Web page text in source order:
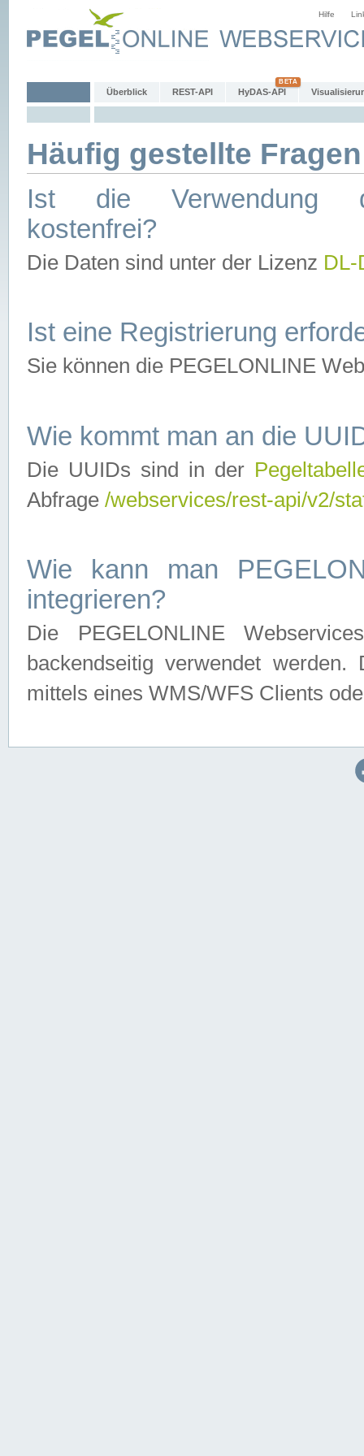
Hilfe
Überblick REST-API HyDAS-API
Häufig gestellte
Ist die Verwendung
kostenfrei?
Die Daten sind unter der Lizenz
Ist eine Registrierung
Sie können die PEGELONLINE
Wie kommt man an die
Die UUIDs sind in der
Abfrage /webservices/rest-api/v2/
Wie kann man
integrieren?
Die PEGELONLINE
backendseitig verwendet
mittels eines WMS/WFS Clients